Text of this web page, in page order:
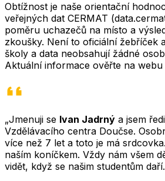
Obtížnost je naše orientační
veřejných dat CERMAT
poměru uchazečů na místo a
zkoušky. Není to oficiální žebříček
školy a data neobsahují žádné
Aktuální informace ověřte na webu
„Jmenuji se Ivan Jadrný a jsem
Vzdělávacího centra Doučse.
více než 7 let a toto je má
naším koníčkem. Vždy nám všem
vidět, když se našim studentům